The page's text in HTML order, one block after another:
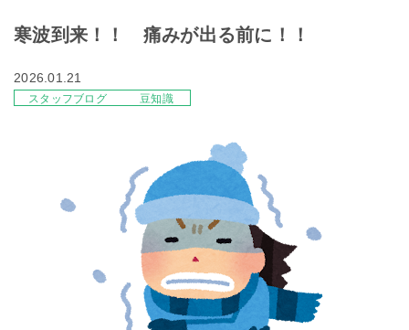
寒波到来！！ 痛みが出る前に！！
2026.01.21
スタッフブログ 豆知識